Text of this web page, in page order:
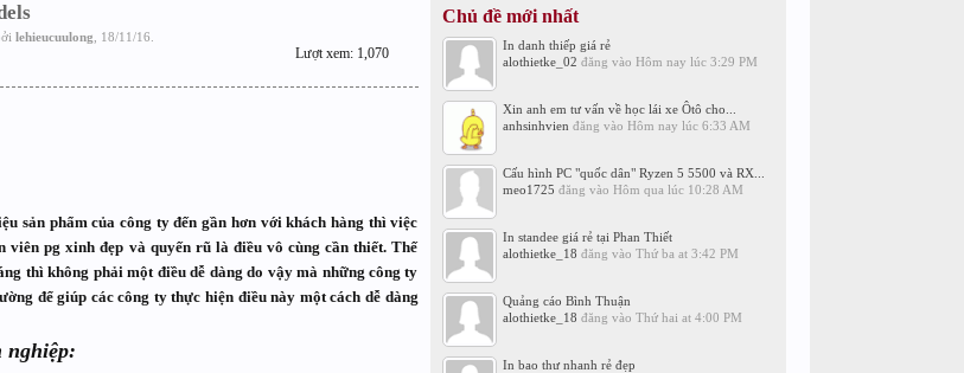
lehieucuulong 18/11/16
Lượt xem: 1,070
sản phẩm của công ty đến gần hơn với khách hàng thì việc
viên pg xinh đẹp và quyến rũ là điều vô cùng cần thiết. Thế
thì không phải một điều dễ dàng do vậy mà những công ty
để giúp các công ty thực hiện điều này một cách dễ dàng
nghiệp:
Chủ đề mới nhất
In danh thiếp giá rẻ
alothietke_02 đăng vào Hôm nay lúc 3:29 PM
Xin anh em tư vấn về học lái xe Ôtô cho...
anhsinhvien đăng vào Hôm nay lúc 6:33 AM
Cấu hình PC "quốc dân" Ryzen 5 5500 và RX...
meo1725 đăng vào Hôm qua lúc 10:28 AM
In standee giá rẻ tại Phan Thiết
alothietke_18 đăng vào Thứ ba at 3:42 PM
Quảng cáo Bình Thuận
alothietke_18 đăng vào Thứ hai at 4:00 PM
In bao thư nhanh rẻ đẹp